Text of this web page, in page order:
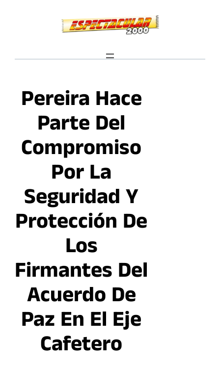
Pereira Hace
Parte Del
Compromiso
Por La
Seguridad Y
Protección De
Los
Firmantes Del
Acuerdo De
Paz En El Eje
Cafetero